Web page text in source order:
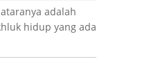
adalah
hidup yang ada